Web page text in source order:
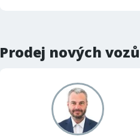
Prodej nových